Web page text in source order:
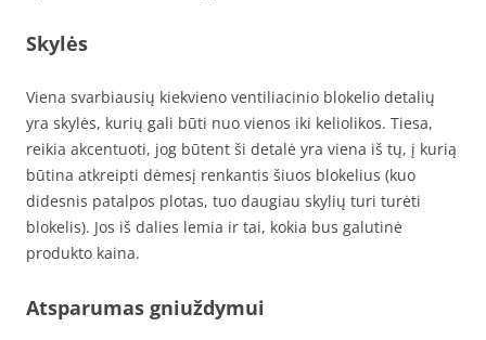
Skylės
Viena svarbiausių kiekvieno ventiliacinio blokelio detalių
yra skylės, kurių gali būti nuo vienos iki keliolikos. Tiesa,
reikia akcentuoti, jog būtent ši detalė yra viena iš tų, į kurią
būtina atkreipti dėmesį renkantis šiuos blokelius (kuo
didesnis patalpos plotas, tuo daugiau skylių turi turėti
blokelis). Jos iš dalies lemia ir tai, kokia bus galutinė
produkto kaina.
Atsparumas gniuždymui